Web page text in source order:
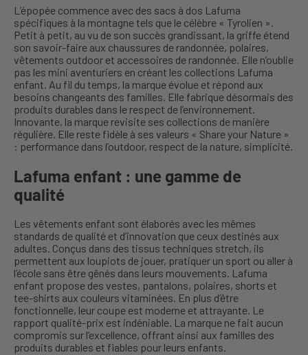
L’épopée commence avec des sacs à dos Lafuma
spécifiques à la montagne tels que le célèbre « Tyrolien ».
Petit à petit, au vu de son succès grandissant, la griffe étend
son savoir-faire aux chaussures de randonnée, polaires,
vêtements outdoor et accessoires de randonnée. Elle n’oublie
pas les mini aventuriers en créant les collections Lafuma
enfant. Au fil du temps, la marque évolue et répond aux
besoins changeants des familles. Elle fabrique désormais des
produits durables dans le respect de l’environnement.
Innovante, la marque revisite ses collections de manière
régulière. Elle reste fidèle à ses valeurs « Share your Nature »
: performance dans l’outdoor, respect de la nature, simplicité.
Lafuma enfant : une gamme de
qualité
Les vêtements enfant sont élaborés avec les mêmes
standards de qualité et d’innovation que ceux destinés aux
adultes. Conçus dans des tissus techniques stretch, ils
permettent aux loupiots de jouer, pratiquer un sport ou aller à
l’école sans être gênés dans leurs mouvements. Lafuma
enfant propose des vestes, pantalons, polaires, shorts et
tee-shirts aux couleurs vitaminées. En plus d’être
fonctionnelle, leur coupe est moderne et attrayante. Le
rapport qualité-prix est indéniable. La marque ne fait aucun
compromis sur l’excellence, offrant ainsi aux familles des
produits durables et fiables pour leurs enfants.